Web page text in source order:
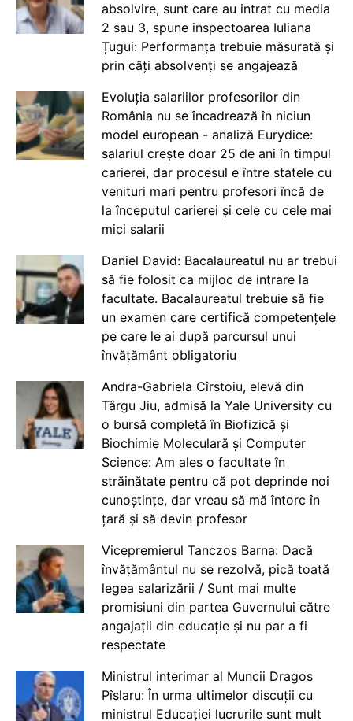
absolvire, sunt care au intrat cu media
2 sau 3, spune inspectoarea Iuliana
Țugui: Performanța trebuie măsurată și
prin câți absolvenți se angajează
Evoluția salariilor profesorilor din
România nu se încadrează în niciun
model european - analiză Eurydice:
salariul crește doar 25 de ani în timpul
carierei, dar procesul e între statele cu
venituri mari pentru profesori încă de
la începutul carierei și cele cu cele mai
mici salarii
Daniel David: Bacalaureatul nu ar trebui
să fie folosit ca mijloc de intrare la
facultate. Bacalaureatul trebuie să fie
un examen care certifică competențele
pe care le ai după parcursul unui
învățământ obligatoriu
Andra-Gabriela Cîrstoiu, elevă din
Târgu Jiu, admisă la Yale University cu
o bursă completă în Biofizică și
Biochimie Moleculară și Computer
Science: Am ales o facultate în
străinătate pentru că pot deprinde noi
cunoștințe, dar vreau să mă întorc în
țară și să devin profesor
Vicepremierul Tanczos Barna: Dacă
învățământul nu se rezolvă, pică toată
legea salarizării / Sunt mai multe
promisiuni din partea Guvernului către
angajații din educație și nu par a fi
respectate
Ministrul interimar al Muncii Dragos
Pîslaru: În urma ultimelor discuții cu
ministrul Educației lucrurile sunt mult